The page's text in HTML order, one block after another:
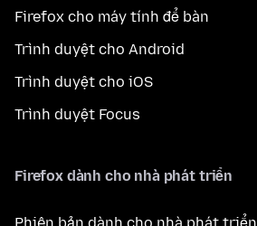
Firefox cho máy tính để bàn
Trình duyệt cho Android
Trình duyệt cho iOS
Trình duyệt Focus
Firefox dành cho nhà phát triển